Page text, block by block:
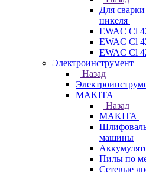
Для
никеля
EWAC Cl
EWAC Cl
EWAC Cl
Электроинструмент
Назад
МAKITA
Назад
МAKITA
машины
Пилы по
Сетевые